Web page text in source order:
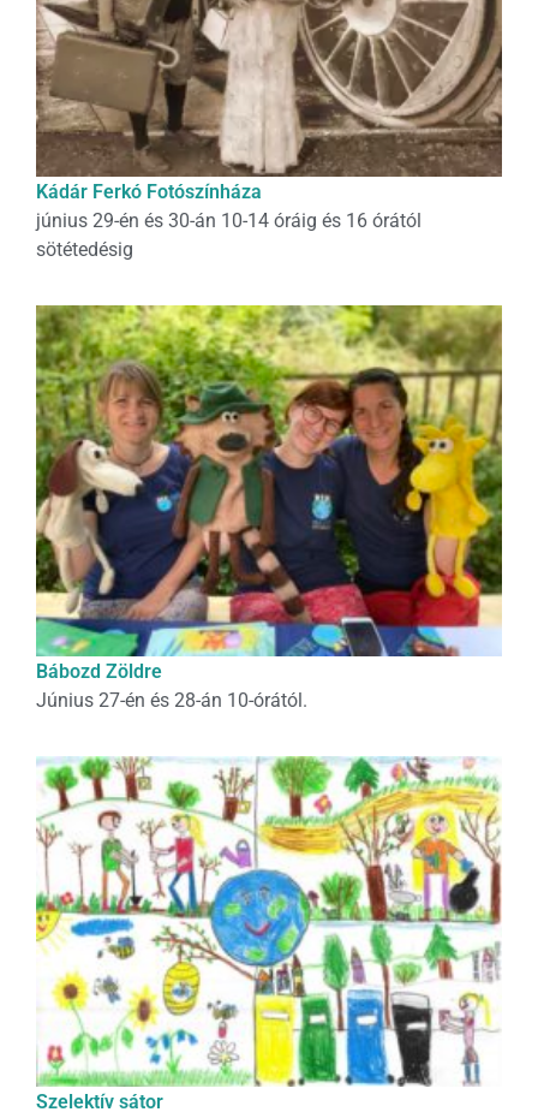
Kádár Ferkó Fotószínháza
június 29-én és 30-án 10-14 óráig és 16 órától
sötétedésig
Bábozd Zöldre
Június 27-én és 28-án 10-órától.
Szelektív sátor